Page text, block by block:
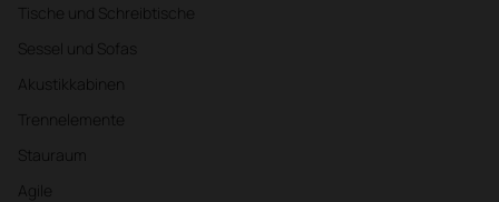
Tische und Schreibtische
Sessel und Sofas
Akustikkabinen
Trennelemente
Stauraum
Agile